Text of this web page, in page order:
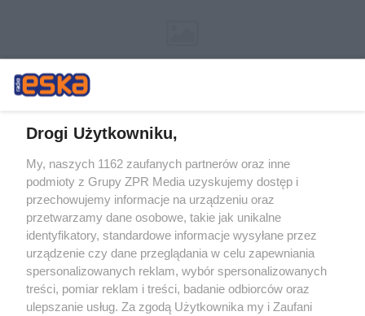
Żaden utwór zamieszczony w serwisie nie może być powielany i
rozpowszechniany lub dalej rozpowszechniany w jakikolwiek sposób (w
tym także elektroniczny lub mechaniczny) na jakimkolwiek polu
eksploatacji w jakiejkolwiek formie, włącznie z umieszczaniem w
Internecie bez pisemnej zgody właściciela praw. Jakiekolwiek użycie lub
wykorzystanie utworów w całości lub w części z naruszeniem prawa,
tzn. bez właściwej zgody, jest zabronione pod groźbą kary i może być
ścigane prawnie.
Drogi Użytkowniku,
My, naszych 1162 zaufanych partnerów oraz inne
podmioty z Grupy ZPR Media uzyskujemy dostęp i
przechowujemy informacje na urządzeniu oraz
przetwarzamy dane osobowe, takie jak unikalne
identyfikatory, standardowe informacje wysyłane przez
urządzenie czy dane przeglądania w celu zapewniania
spersonalizowanych reklam, wybór spersonalizowanych
treści, pomiar reklam i treści, badanie odbiorców oraz
ulepszanie usług. Za zgodą Użytkownika my i Zaufani